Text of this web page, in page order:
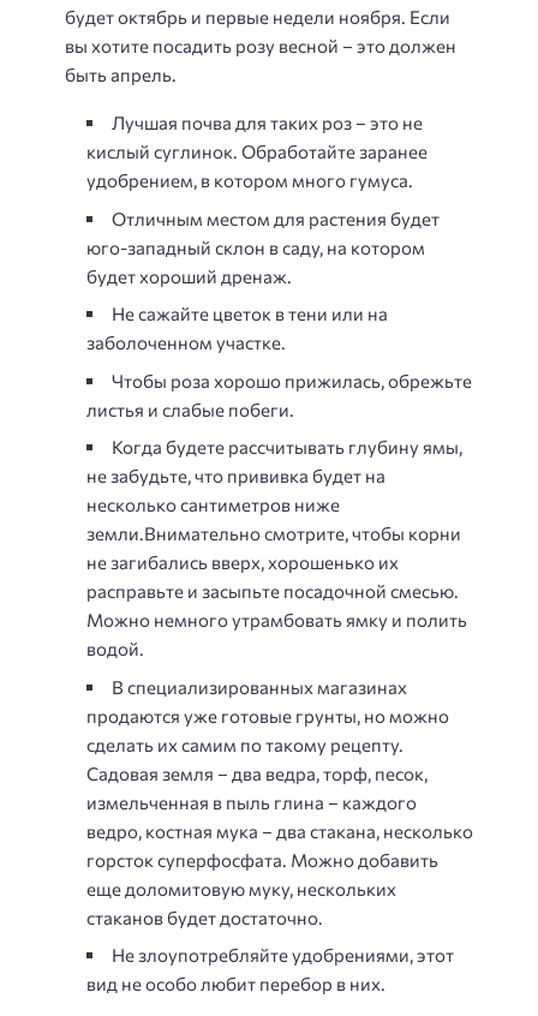
будет октябрь и первые недели ноября. Если
вы хотите посадить розу весной – это должен
быть апрель.
Лучшая почва для таких роз – это не
кислый суглинок. Обработайте заранее
удобрением, в котором много гумуса.
Отличным местом для растения будет
юго-западный склон в саду, на котором
будет хороший дренаж.
Не сажайте цветок в тени или на
заболоченном участке.
Чтобы роза хорошо прижилась, обрежьте
листья и слабые побеги.
Когда будете рассчитывать глубину ямы,
не забудьте, что прививка будет на
несколько сантиметров ниже
земли.Внимательно смотрите, чтобы корни
не загибались вверх, хорошенько их
расправьте и засыпьте посадочной смесью.
Можно немного утрамбовать ямку и полить
водой.
В специализированных магазинах
продаются уже готовые грунты, но можно
сделать их самим по такому рецепту.
Садовая земля – два ведра, торф, песок,
измельченная в пыль глина – каждого
ведро, костная мука – два стакана, несколько
горсток суперфосфата. Можно добавить
еще доломитовую муку, нескольких
стаканов будет достаточно.
Не злоупотребляйте удобрениями, этот
вид не особо любит перебор в них.